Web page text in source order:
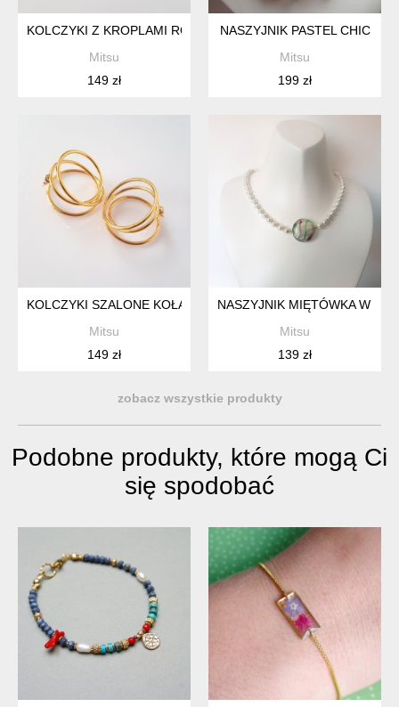
KOLCZYKI Z KROPLAMI ROSY
Mitsu
149 zł
NASZYJNIK PASTEL CHIC
Mitsu
199 zł
KOLCZYKI SZALONE KOŁA
Mitsu
149 zł
NASZYJNIK MIĘTÓWKA W
Mitsu
139 zł
zobacz wszystkie produkty
Podobne produkty, które mogą Ci
się spodobać